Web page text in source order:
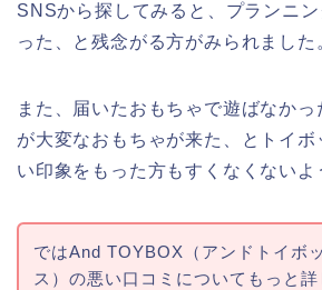
SNSから探してみると、プランニ
った、と残念がる方がみられました
また、届いたおもちゃで遊ばなか
が大変なおもちゃが来た、とトイボ
い印象をもった方もすくなくないよ
ではAnd TOYBOX（アンドトイボ
ス）の悪い口コミについてもっと詳